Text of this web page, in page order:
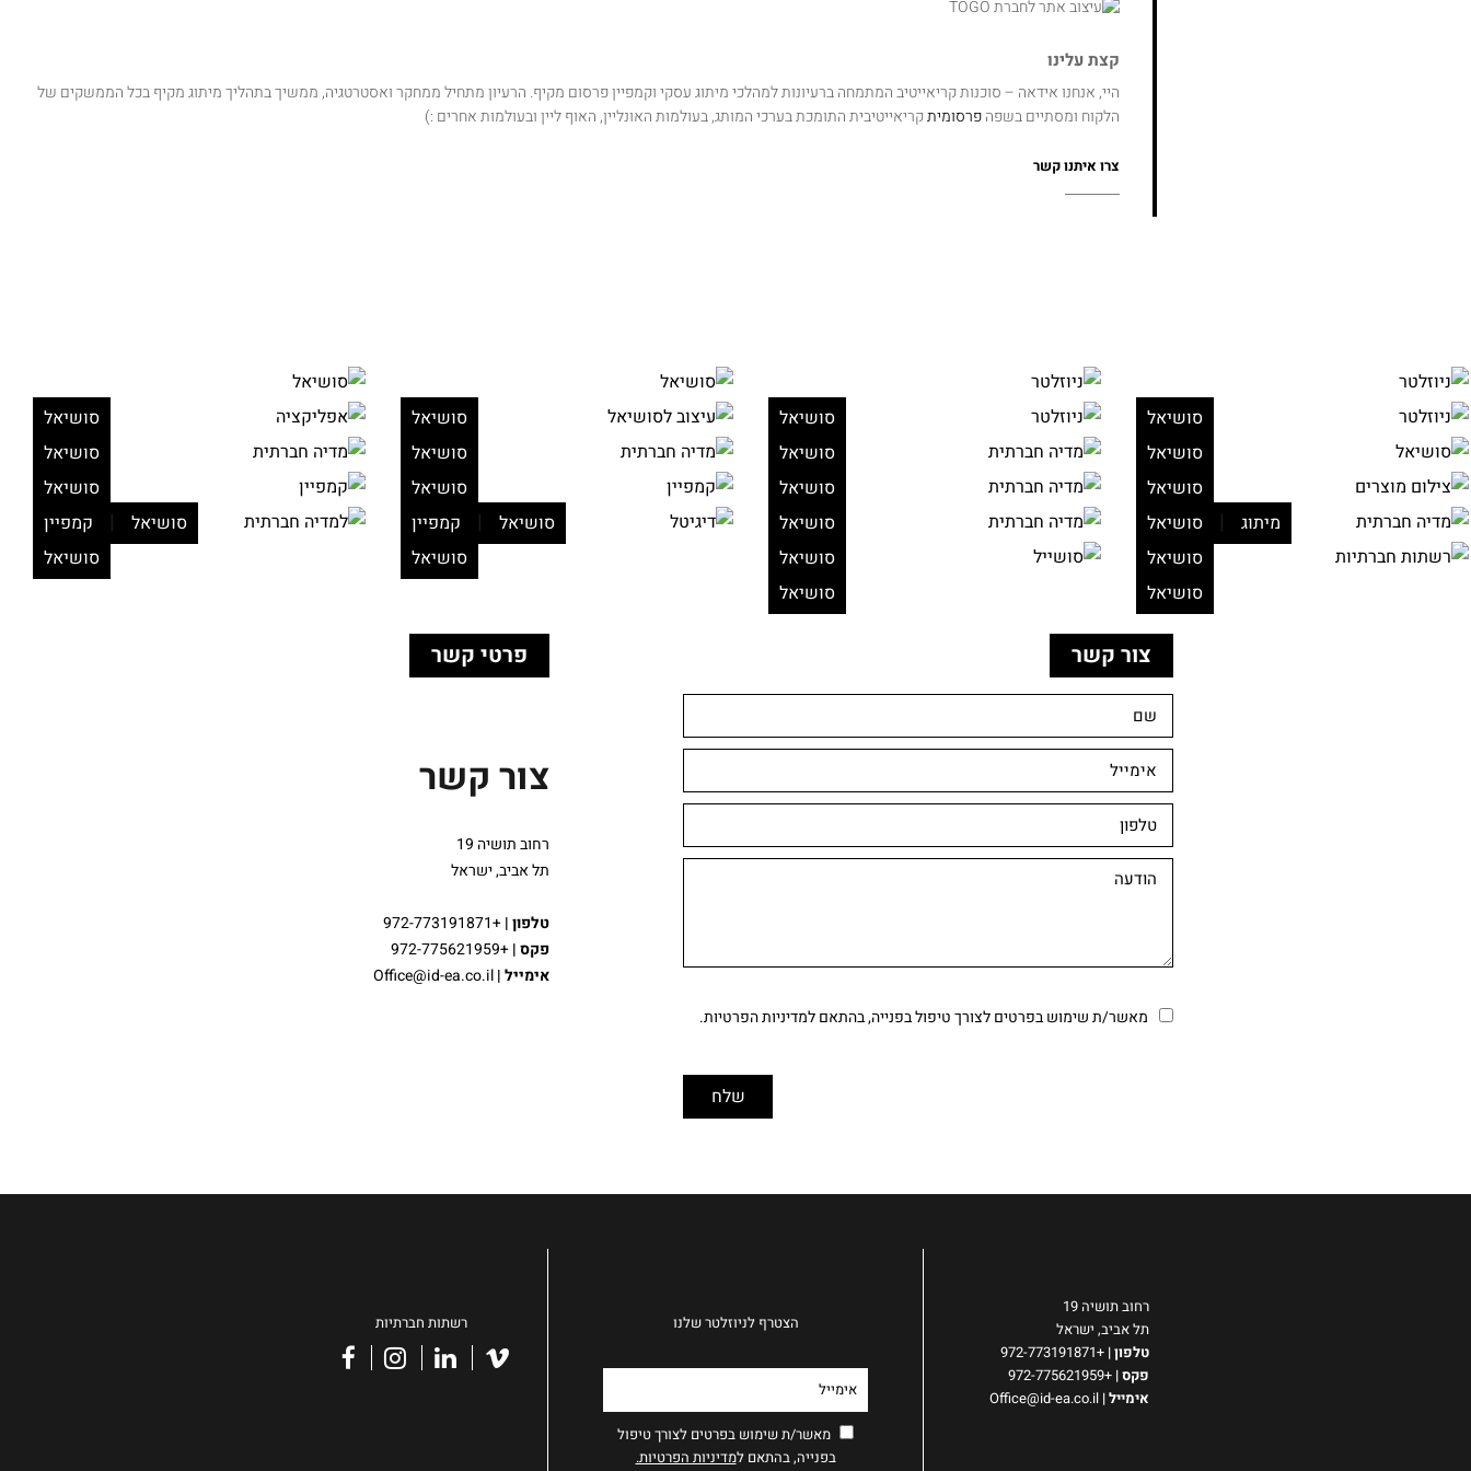
קצת עלינו
היי, אנחנו אידאה – סוכנות קריאייטיב המתמחה ברעיונות למהלכימיתוג עסקי וקמפיין פרסום מקיף. הרעיון מתחיל ממחקר ואסטרטגיה, ממשיך בתהליך מיתוג מקיף בכל הממשקים של
הלקוח ומסתיים בשפהפרסומיתקריאייטיבית התומכת בערכי המותג,בעולמות האונליין, האוף ליין ובעולמות אחרים :)
צרו איתנו קשר
סושיאל סושיאל סושיאל
סושיאל
סושיאל
סושיאל סושיאל
סושיאל
סושיאל
סושיאל סושיאל
סושיאל
מיתוג
| סושיאל סושיאל סושיאל | קמפיין סושיאל |
קמפיין
סושיאל
סושיאל סושיאל
סושיאל
סושיאל
סושיאל
צור קשר
מאשר/ת שימוש בפרטים לצורך טיפול בפנייה, בהתאם למדיניות הפרטיות.
פרטי קשר
צור קשר
רחוב תושיה 19
תל אביב, ישראל
טלפון|
+972-773191871
פקס |+972-775621959
אימייל|
רחוב תושיה 19
תל אביב, ישראל
טלפון|
+972-773191871
פקס | +972-775621959
אימייל|
הצטרף לניוזלטר שלנו
מאשר/ת שימוש בפרטים לצורך טיפול
בפנייה, בהתאם למדיניות הפרטיות.
רשתות חברתיות
facebookinstagramlinkedinvimeo